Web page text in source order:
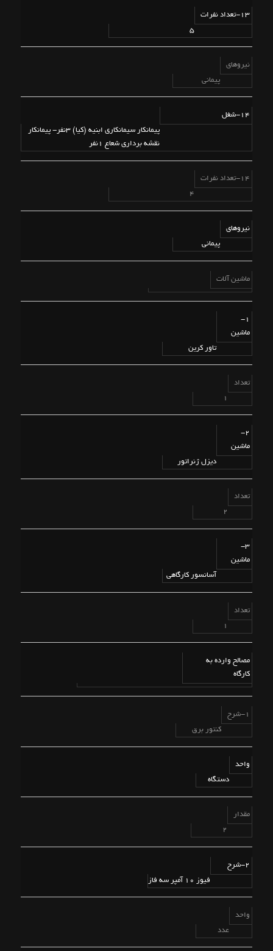
13-تعداد نفرات
5
نیروهای
پیمانی
14-شغل
پیمانکار سیمانکاری ابنیه (کیا) 3نفر- پیمانکار
نقشه برداری شعاع 1نفر
14-تعداد نفرات
4
نیروهای
پیمانی
ماشین آلات
1-
ماشین
تاور کرین
تعداد
1
2-
ماشین
دیزل ژنراتور
تعداد
2
3-
ماشین
آسانسور کارگاهی
تعداد
1
مصالح وارده به
کارگاه
1-شرح
کنتور برق
واحد
دستگاه
مقدار
2
2-شرح
فیوز 10 آمپر سه فاز
واحد
عدد